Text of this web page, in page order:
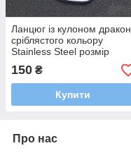
Ланцюг із кулоном дракон
сріблястого кольору
Stainless Steel розмір
40х25 мм розмір ланцюга
70 см 3 мм
150 ₴
Купити
Про нас